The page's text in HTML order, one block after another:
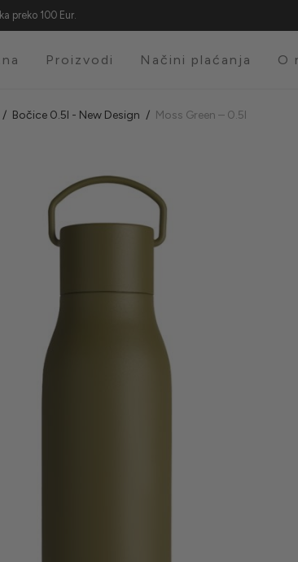
preko 100 Eur.
Proizvodi Načini plaćanja O
/ Bočice 0.5l - New Design / Moss Green – 0.5l